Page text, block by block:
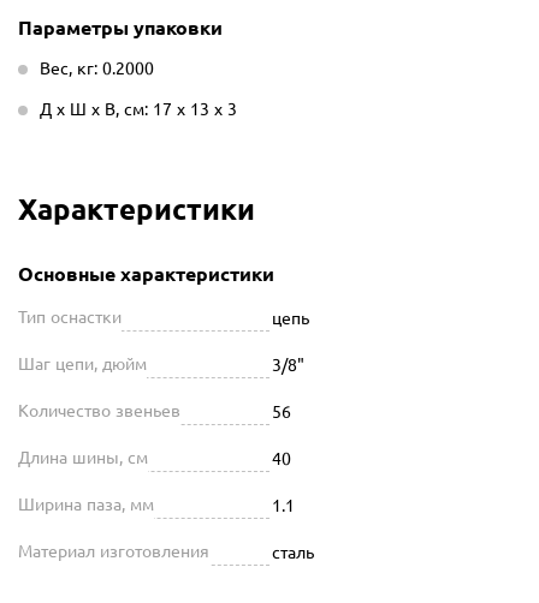
Параметры упаковки
Вес, кг: 0.2000
Д х Ш х В, см: 17 х 13 х 3
Характеристики
Основные характеристики
Тип оснастки цепь
Шаг цепи, дюйм 3/8"
Количество звеньев 56
Длина шины, см 40
Ширина паза, мм 1.1
Материал изготовления сталь